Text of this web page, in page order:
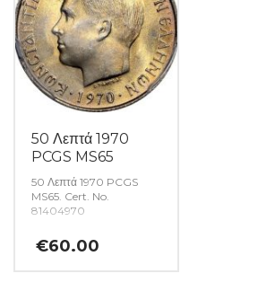
50 Λεπτά 1970
PCGS MS65
50 Λεπτά 1970 PCGS
MS65. Cert. No.
81404970
€60.00